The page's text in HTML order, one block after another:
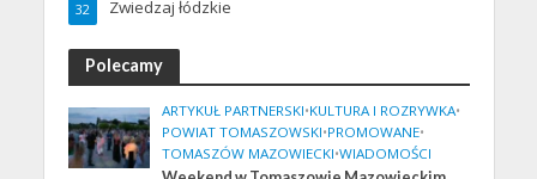
Zwiedzaj łódzkie
32
Polecamy
ARTYKUŁ PARTNERSKI•KULTURA I ROZRYWKA•
POWIAT TOMASZOWSKI•PROMOWANE•
TOMASZÓW MAZOWIECKI•WIADOMOŚCI